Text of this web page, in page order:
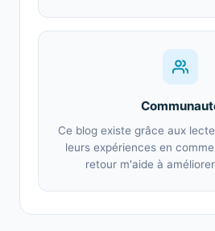
Ce blog existe grâce aux
leurs expériences en
retour m'aide à